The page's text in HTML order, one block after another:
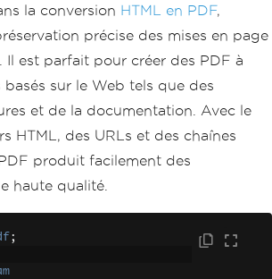
la conversion HTML en PDF,
précise des mises en page
Il est parfait pour créer des PDF à
sur le Web tels que des
et de la documentation. Avec le
HTML, des URLs et des chaînes
produit facilement des
haute qualité.
;